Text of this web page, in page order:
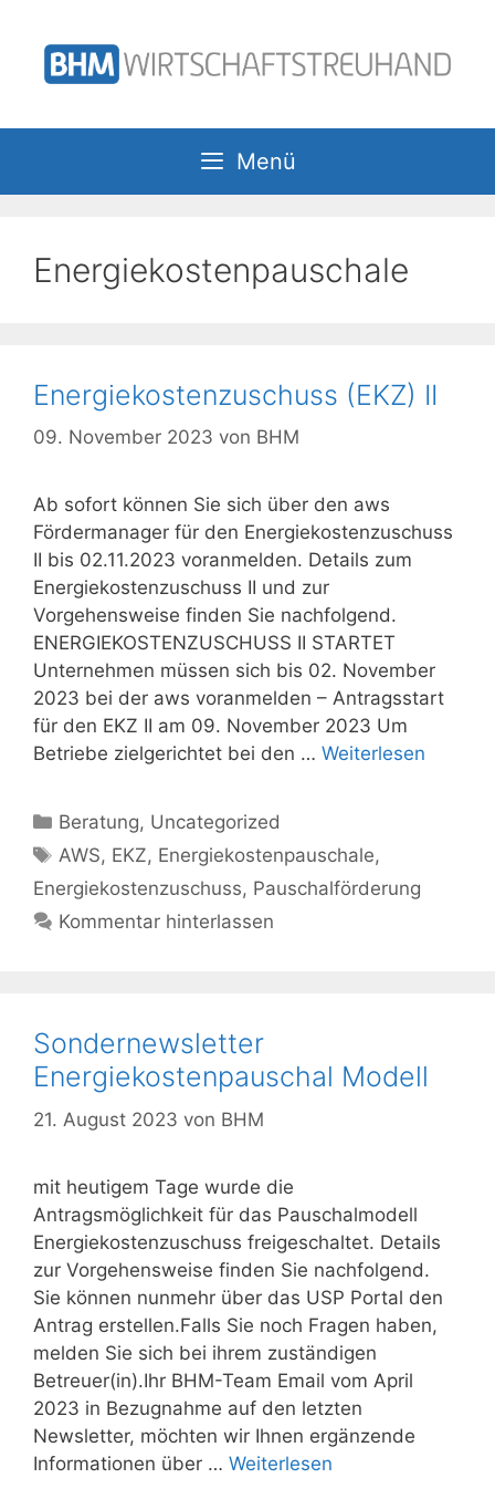
Inhalt
springen
Menü
Energiekostenpauschale
Energiekostenzuschuss (EKZ) II
09. November 2023 von BHM
Ab sofort können Sie sich über den aws
Fördermanager für den Energiekostenzuschuss
II bis 02.11.2023 voranmelden. Details zum
Energiekostenzuschuss II und zur
Vorgehensweise finden Sie nachfolgend.
ENERGIEKOSTENZUSCHUSS II STARTET
Unternehmen müssen sich bis 02. November
2023 bei der aws voranmelden – Antragsstart
für den EKZ II am 09. November 2023 Um
Betriebe zielgerichtet bei den … Weiterlesen
Kategorien
Beratung, Uncategorized
Schlagwörter
AWS, EKZ, Energiekostenpauschale,
Energiekostenzuschuss, Pauschalförderung
Kommentar hinterlassen
Sondernewsletter
Energiekostenpauschal Modell
21. August 2023 von BHM
mit heutigem Tage wurde die
Antragsmöglichkeit für das Pauschalmodell
Energiekostenzuschuss freigeschaltet. Details
zur Vorgehensweise finden Sie nachfolgend.
Sie können nunmehr über das USP Portal den
Antrag erstellen.Falls Sie noch Fragen haben,
melden Sie sich bei ihrem zuständigen
Betreuer(in).Ihr BHM-Team Email vom April
2023 in Bezugnahme auf den letzten
Newsletter, möchten wir Ihnen ergänzende
Informationen über … Weiterlesen